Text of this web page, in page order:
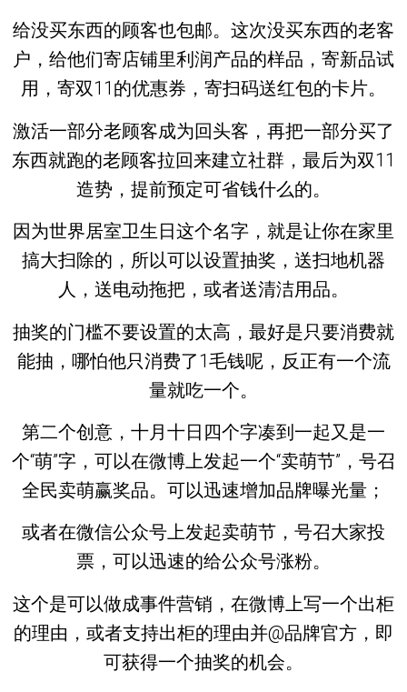
给没买东西的顾客也包邮。这次没买东西的老客
户，给他们寄店铺里利润产品的样品，寄新品试
用，寄双11的优惠券，寄扫码送红包的卡片。
激活一部分老顾客成为回头客，再把一部分买了
东西就跑的老顾客拉回来建立社群，最后为双11
造势，提前预定可省钱什么的。
因为世界居室卫生日这个名字，就是让你在家里
搞大扫除的，所以可以设置抽奖，送扫地机器
人，送电动拖把，或者送清洁用品。
抽奖的门槛不要设置的太高，最好是只要消费就
能抽，哪怕他只消费了1毛钱呢，反正有一个流
量就吃一个。
第二个创意，十月十日四个字凑到一起又是一
个“萌”字，可以在微博上发起一个“卖萌节”，号召
全民卖萌赢奖品。可以迅速增加品牌曝光量；
或者在微信公众号上发起卖萌节，号召大家投
票，可以迅速的给公众号涨粉。
这个是可以做成事件营销，在微博上写一个出柜
的理由，或者支持出柜的理由并@品牌官方，即
可获得一个抽奖的机会。